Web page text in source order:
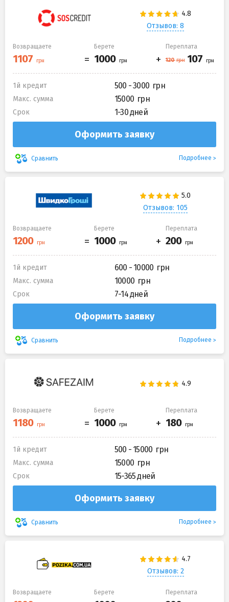
Отзывов: 8
Возвращаете Берете Переплата
1й кредит 500 - 3000
Макс. сумма 15000
Срок 1-30 дней
Оформить заявку
Сравнить Подробнее
Отзывов: 105
Возвращаете Берете Переплата
1й кредит 600 - 10000
Макс. сумма 10000
Срок 7-14 дней
Оформить заявку
Сравнить Подробнее
Возвращаете Берете Переплата
1й кредит 500 - 15000
Макс. сумма 15000
Срок 15-365 дней
Оформить заявку
Сравнить Подробнее
Отзывов: 2
Возвращаете Берете Переплата